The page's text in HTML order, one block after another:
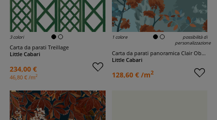
3 colori
Carta da parati Treillage
Little Cabari
234,00 €
46,80 € /m2
1 colore
possibilità di
personalizzazione
Carta da parati panoramica Clair Obscur Fauve
Little Cabari
128,60 € /m2